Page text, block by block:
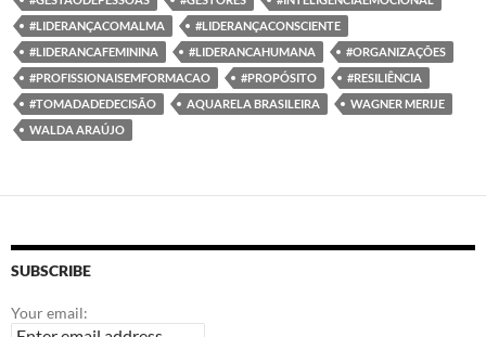
#LIDERANÇACOMALMA
#LIDERANÇACONSCIENTE
#LIDERANCAFEMININA
#LIDERANCAHUMANA
#ORGANIZAÇÕES
#PROFISSIONAISEMFORMACAO
#PROPÓSITO
#RESILIÊNCIA
#TOMADADEDECISÃO
AQUARELA BRASILEIRA
WAGNER MERIJE
WALDA ARAÚJO
SUBSCRIBE
Your email: